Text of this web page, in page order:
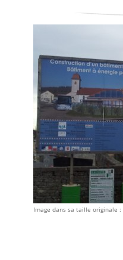
Image dans sa taille originale :